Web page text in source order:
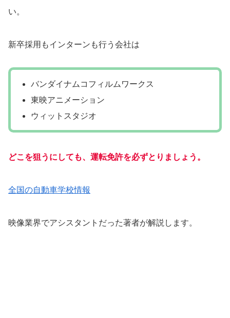
い。
新卒採用もインターンも行う会社は
バンダイナムコフィルムワークス
東映アニメーション
ウィットスタジオ
どこを狙うにしても、運転免許を必ずとりましょう。
全国の自動車学校情報
映像業界でアシスタントだった著者が解説します。